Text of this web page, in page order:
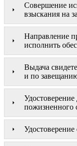
Совершение
взыскания на
Направление
исполнить
Выдача
и по
пожизненного